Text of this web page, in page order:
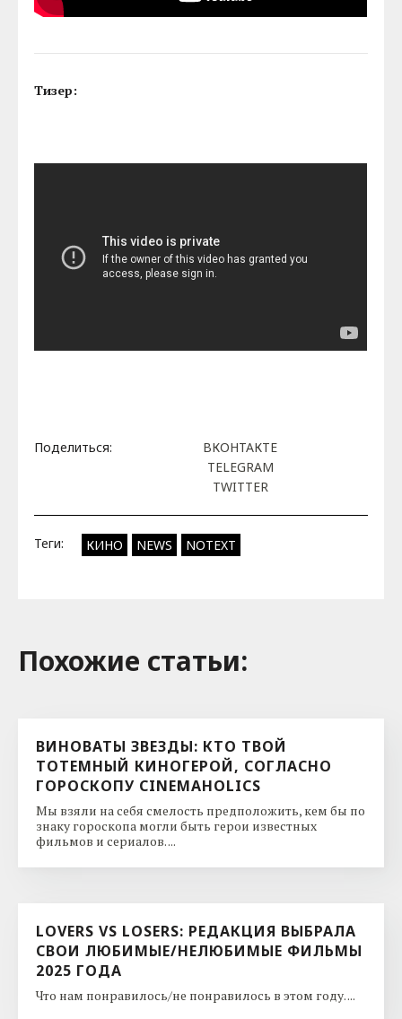
Тизер:
Поделиться:
ВКОНТАКТЕ
TELEGRAM
TWITTER
Теги: КИНО NEWS NOTEXT
Похожие cтатьи:
ВИНОВАТЫ ЗВЕЗДЫ: КТО ТВОЙ
ТОТЕМНЫЙ КИНОГЕРОЙ, СОГЛАСНО
ГОРОСКОПУ CINEMAHOLICS
Мы взяли на себя смелость предположить, кем бы по
знаку гороскопа могли быть герои известных
фильмов и сериалов. ...
LOVERS VS LOSERS: РЕДАКЦИЯ ВЫБРАЛА
СВОИ ЛЮБИМЫЕ/НЕЛЮБИМЫЕ ФИЛЬМЫ
2025 ГОДА
Что нам понравилось/не понравилось в этом году. ...